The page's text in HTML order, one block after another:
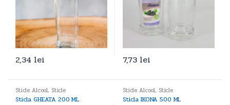
2,34 lei 7,73 lei
Sticle Alcool, Sticle
Sticla GHEATA 200 ML
Sticle Alcool, Sticle
Sticla IKONA 500 ML